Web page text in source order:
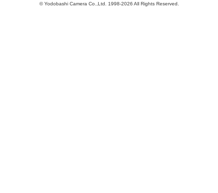
© Yodobashi Camera Co.,Ltd. 1998-2026 All Rights Reserved.